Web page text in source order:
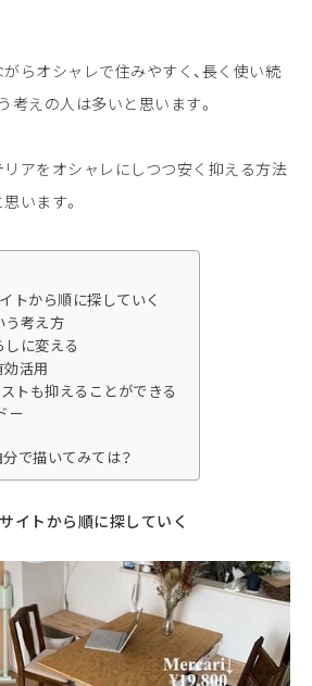
す。
する家具はイケア、
LINEでご依頼
追加の上、依頼ください
フォームでのご依頼
らオシャレで住みやすく、長く使い続
考えの人は多いと思います。
アをオシャレにしつつ安く抑える方法
います。
トから順に探していく
う考え方
に変える
活用
トも抑えることができる
ー
で描いてみては？
イトから順に探していく